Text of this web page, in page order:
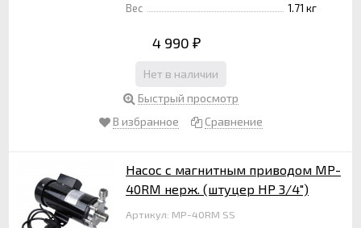
Вес
1.71 кг
4 990 ₽
Нет в наличии
Быстрый просмотр
В избранное
Сравнение
Насос с магнитным приводом MP-
40RM нерж. (штуцер НР 3/4")
Артикул: MP-40RM SS